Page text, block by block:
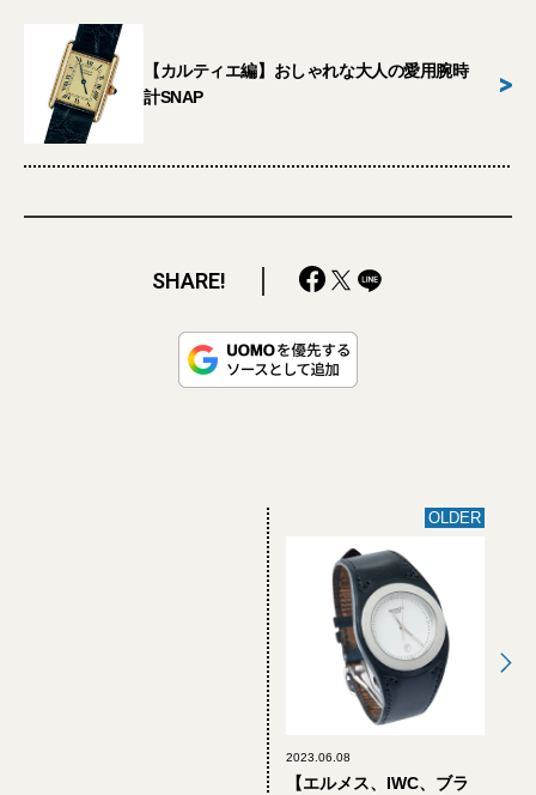
【カルティエ編】おしゃれな大人の愛用腕時
計SNAP
>
SHARE!
OLDER
2023.06.08
【エルメス、IWC、ブラ